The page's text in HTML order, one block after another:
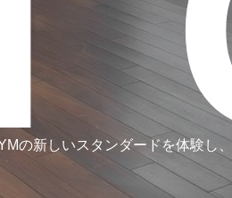
の新しいスタンダードを体験し